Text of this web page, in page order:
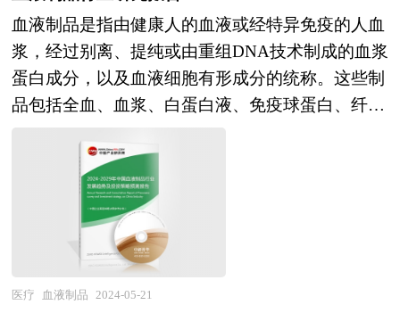
国家发改委、国家经济信息中心、国务院发展研究
中心、全国商业信息中心、中国经济景气监测中
心、中国行业研究网、全国及海外多种相关报刊杂
志的基础信息等公布和提供的大量资料，对国际、
国内胰岛素注射液行业市场发展状况、关联行业发
展状况、行业竞争状况、优势企业发展状况、消费
现状以及行业营销进行了深入的分析，在总结中国
胰岛素注射液行业发展历程的基础上，结合新时期
的各方面因素，对中国胰岛素注射液行业的发展趋
势给予了细致和审慎的预测论证。本报告是胰岛素
注射液行业生产、经营、科研企业及相关研究单位
会、实现第一个百年奋斗目标之后，乘势而上开启
全面建设社会主义现代化国家新征程、向第二个百
年奋斗目标进军的第一个五年。我国进入新发展阶
段，发展基础更加坚实，发展条件深刻变化，进一
步发展面临新的机遇和挑战。当前和今后一个时
期，我国发展仍然处于重要战略机遇期，但机遇和
挑战都有新的发展变化。中央经济工作会议已经对
2023年经济工作进行了部署，中国将坚持稳字当
头、稳中求进。2023年12月中央经济工作会议提
出，2024年要围绕推动高质量发展，突出重点，把
握关键，扎实做好经济工作。中央经济工作会议也
血液制品是指由健康人的血液或经特异免疫的人血
浆，经过别离、提纯或由重组DNA技术制成的血浆
蛋白成分，以及血液细胞有形成分的统称。这些制
品包括全血、血浆、白蛋白液、免疫球蛋白、纤维
蛋白原、凝血酶原复合物、凝血因子Ⅷ、抗血友
病球蛋白浓缩剂等。 血液制品按照功能和结构不
同可分为白蛋白类、免疫球蛋白类和凝血因子类
等。其中，白蛋白是血浆中含量最多的蛋白，也是
目前国内用量最大的血液制品，主要用于治疗肿
瘤、肝病、糖尿病等疾病。免疫球蛋白则主要用于
免疫性疾病的治疗，传染性疾病的被动免疫和治疗
医疗 血液制品 2024-05-21